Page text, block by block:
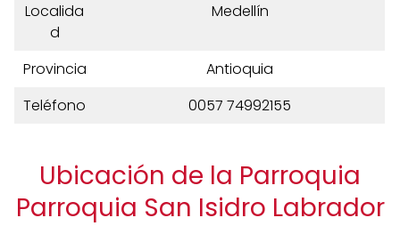
Localida
d
Medellín
Provincia
Antioquia
Teléfono
0057 74992155
Ubicación de la Parroquia
Parroquia San Isidro Labrador